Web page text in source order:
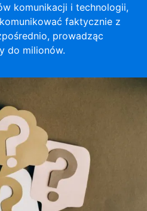
komunikacji i technologii,
faktycznie z
prowadząc
do milionów.